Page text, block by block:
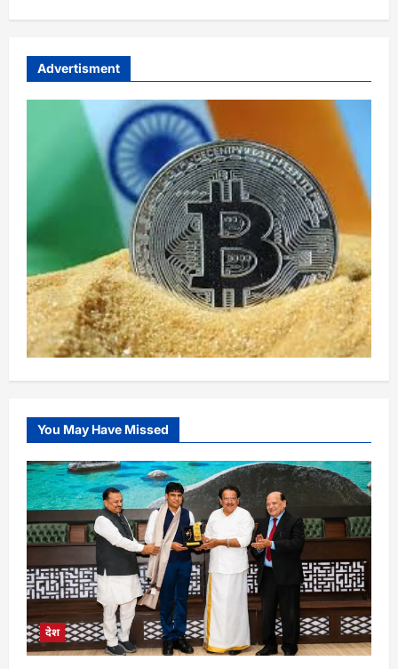
Advertisment
You May Have Missed
देश